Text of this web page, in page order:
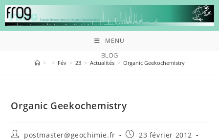
MENU
BLOG
> > Fév > 23 > Actualités > Organic Geekochemistry
Organic Geekochemistry
postmaster@geochimie.fr
23 février 2012